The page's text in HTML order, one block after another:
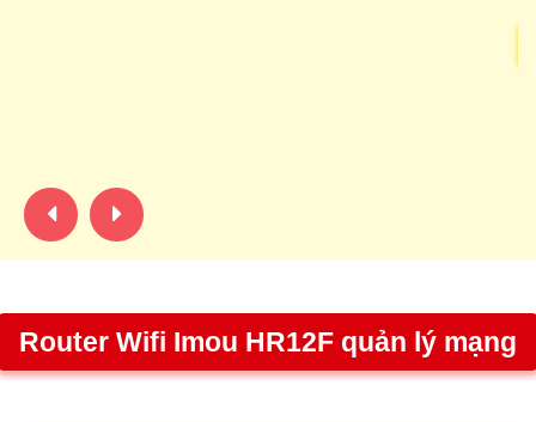
Router Wifi Imou HR12F quản lý mạng